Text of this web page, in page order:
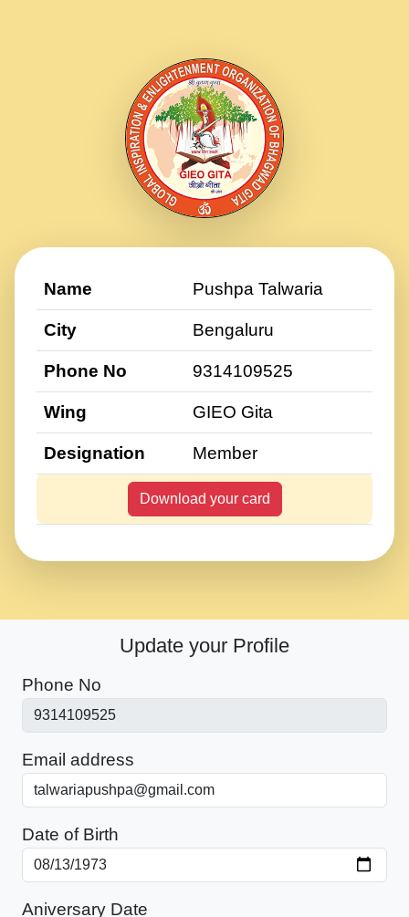
Name Pushpa Talwaria
City Bengaluru
Phone No 9314109525
Wing GIEO Gita
Designation Member
Download your card
Update your Profile
Phone No
Email address
Date of Birth
Aniversary Date